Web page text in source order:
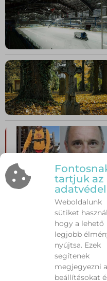
tartjuk az
Weboldalunk
sütiket
hogy a lehető
legjobb
nyújtsa. Ezek
segítenek
megjegyezni a
beállításokat